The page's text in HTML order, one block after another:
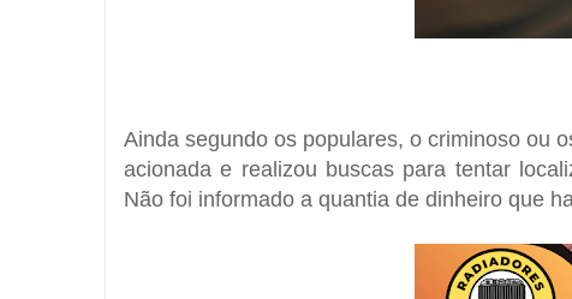
Ainda segundo os populares, o criminoso ou
acionada e realizou buscas para tentar
Não foi informado a quantia de dinheiro que